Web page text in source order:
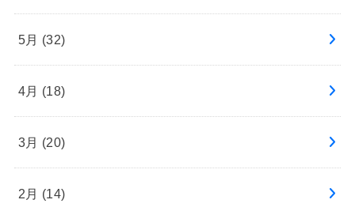
5月 (32)
4月 (18)
3月 (20)
2月 (14)